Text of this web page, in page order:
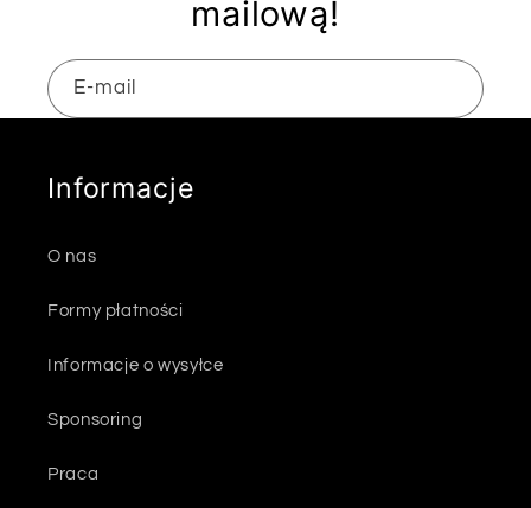
mailową!
E-mail
Informacje
O nas
Formy płatności
Informacje o wysyłce
Sponsoring
Praca